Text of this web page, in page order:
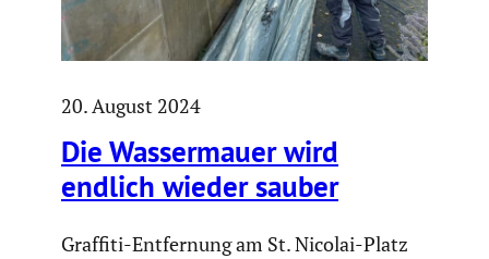
20. August 2024
Die Wasser­mauer wird
endlich wieder sauber
Graffiti-Entfernung am St. Nicolai-Platz